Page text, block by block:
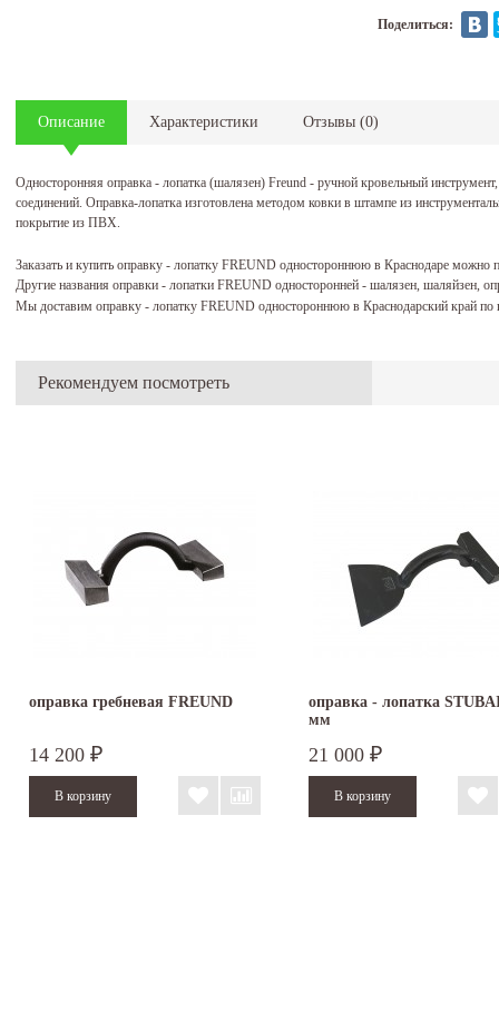
Поделиться:
Описание Характеристики Отзывы (0)
Односторонняя оправка - лопатка (шалязен) Freund - ручной кровельный
соединений. Оправка-лопатка изготовлена методом ковки в штампе из
покрытие из ПВХ.
Заказать и купить оправку - лопатку FREUND одностороннюю в Краснодаре можно
Другие названия оправки - лопатки FREUND односторонней - шалязен, шаляйзен,
Мы доставим оправку - лопатку FREUND одностороннюю в Краснодарский край по
Рекомендуем посмотреть
оправка гребневая FREUND
14 200 ₽
оправка - лопатка
мм
21 000 ₽